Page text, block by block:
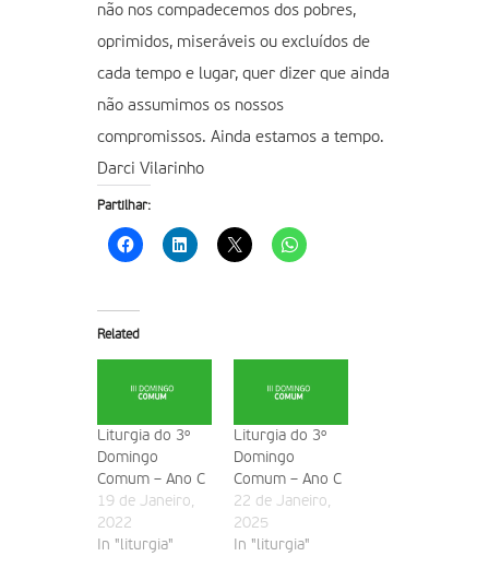
não nos compadecemos dos pobres,
oprimidos, miseráveis ou excluídos de
cada tempo e lugar, quer dizer que ainda
não assumimos os nossos
compromissos. Ainda estamos a tempo.
Darci Vilarinho
Partilhar:
Related
Liturgia do 3º
Domingo
Comum – Ano C
19 de Janeiro,
2022
In "liturgia"
Liturgia do 3º
Domingo
Comum – Ano C
22 de Janeiro,
2025
In "liturgia"